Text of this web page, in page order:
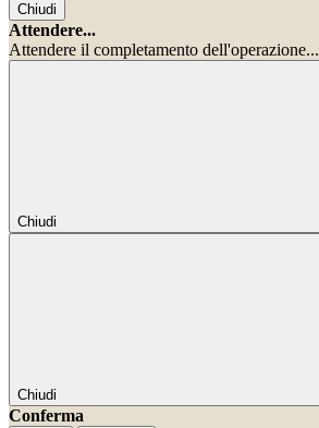
Chiudi
Attendere...
Attendere il completamento dell'operazione...
Chiudi
Chiudi
Conferma